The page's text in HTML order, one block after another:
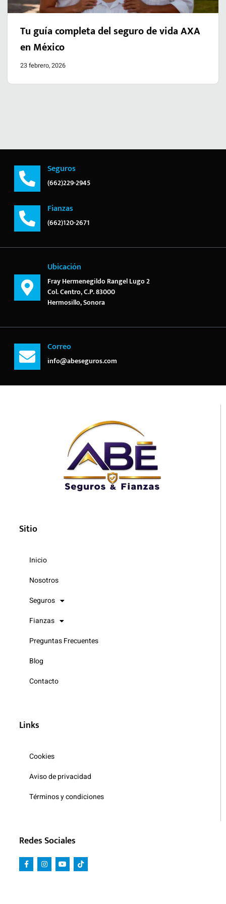
Tu guía completa del seguro de vida AXA
en México
23 febrero, 2026
Seguros
(662)229-2945
Fianzas
(662)120-2671
Ubicación
Fray Hermenegildo Rangel Lugo 2
Col. Centro, C.P. 83000
Hermosillo, Sonora
Correo
info@abeseguros.com
Sitio
Inicio
Nosotros
Seguros
Fianzas
Preguntas Frecuentes
Blog
Contacto
Links
Cookies
Aviso de privacidad
Términos y condiciones
Redes Sociales